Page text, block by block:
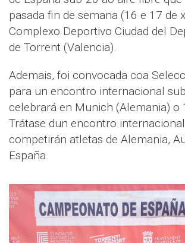
pasada fin de semana (16 e 17 de
Complexo Deportivo Ciudad del
de Torrent (Valencia).
Ademais, foi convocada coa
para un encontro internacional
celebrará en Munich (Alemania) o
Trátase dun encontro
competirán atletas de Alemania,
España.